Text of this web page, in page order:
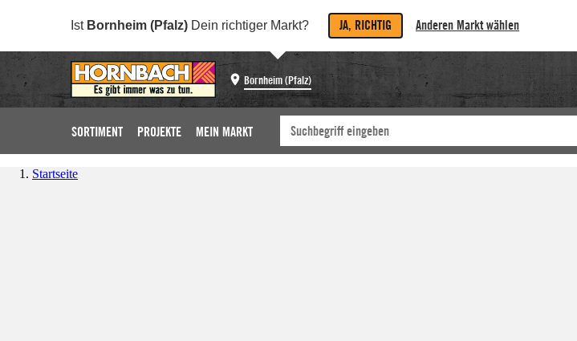
Ist Bornheim (Pfalz) Dein richtiger Markt? JA, RICHTIG Anderen Markt wählen
Bornheim (Pfalz)
SORTIMENT PROJEKTE MEIN MARKT
Startseite